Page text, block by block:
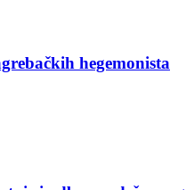
hegemonista